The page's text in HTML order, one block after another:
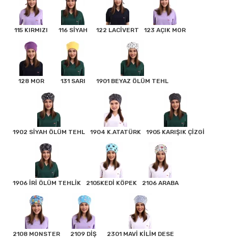
115 KIRMIZI 116 SİYAH 122 LACİVERT 123 AÇIK MOR
128 MOR 131 SARI 1901 BEYAZ ÖLÜM TEHL
1902 SİYAH ÖLÜM TEHL 1904 K.ATATÜRK 1905 KARIŞIK ÇİZGİ
1906 İRİ ÖLÜM TEHLİK 2105KEDİ KÖPEK 2106 ARABA
2108 MONSTER 2109 DİŞ 2301 MAVİ KİLİM DESE